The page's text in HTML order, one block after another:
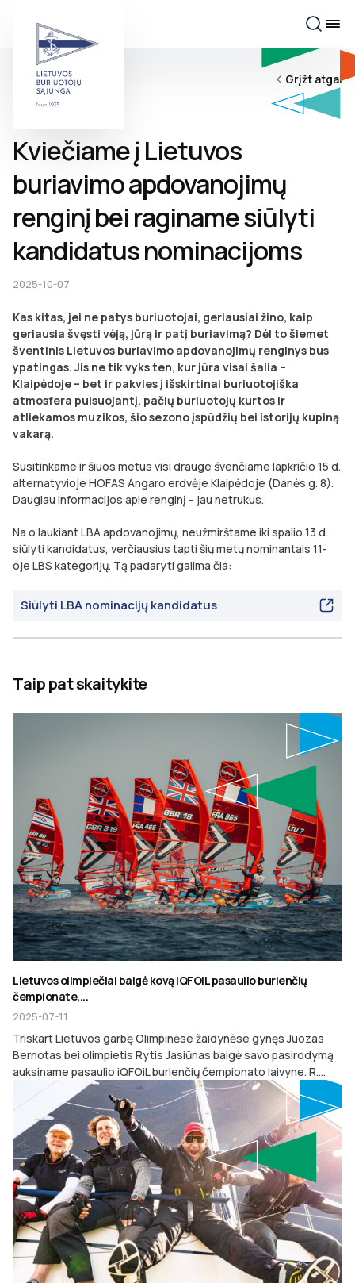
Grįžt atgal
Kviečiame į Lietuvos
buriavimo apdovanojimų
renginį bei raginame siūlyti
kandidatus nominacijoms
2025-10-07
Kas kitas, jei ne patys buriuotojai, geriausiai žino, kaip
geriausia švęsti vėją, jūrą ir patį buriavimą? Dėl to šiemet
šventinis Lietuvos buriavimo apdovanojimų renginys bus
ypatingas. Jis ne tik vyks ten, kur jūra visai šalia –
Klaipėdoje – bet ir pakvies į išskirtinai buriuotojiška
atmosfera pulsuojantį, pačių buriuotojų kurtos ir
atliekamos muzikos, šio sezono įspūdžių bei istorijų kupiną
vakarą.
Susitinkame ir šiuos metus visi drauge švenčiame lapkričio 15 d.
alternatyvioje HOFAS Angaro erdvėje Klaipėdoje (Danės g. 8).
Daugiau informacijos apie renginį – jau netrukus.
Na o laukiant LBA apdovanojimų, neužmirštame iki spalio 13 d.
siūlyti kandidatus, verčiausius tapti šių metų nominantais 11-
oje LBS kategorijų. Tą padaryti galima čia:
Siūlyti LBA nominacijų kandidatus
Taip pat skaitykite
Lietuvos olimpiečiai baigė kovą iQFOiL pasaulio burlenčių
čempionate,...
2025-07-11
Triskart Lietuvos garbę Olimpinėse žaidynėse gynęs Juozas
Bernotas bei olimpietis Rytis Jasiūnas baigė savo pasirodymą
auksiname pasaulio iQFOiL burlenčių čempionato laivyne. R....